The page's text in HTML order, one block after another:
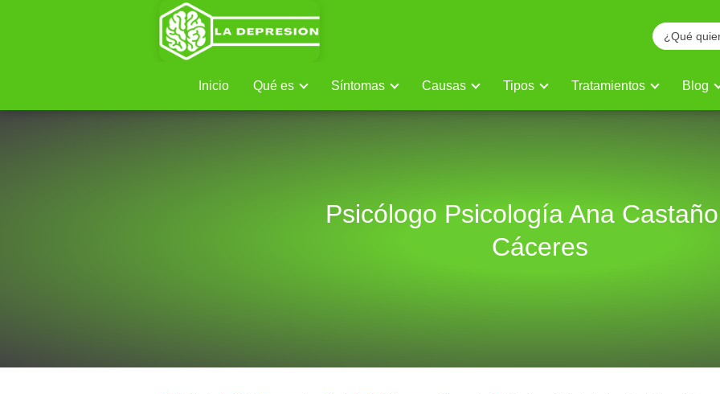
Inicio Qué es Síntomas Causas Tipos Tratamientos Blog
Psicólogo Psicología Ana
Cáceres